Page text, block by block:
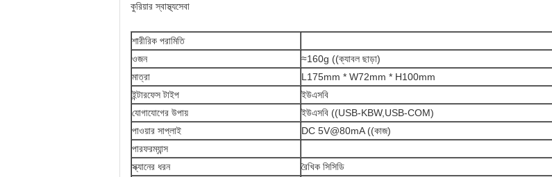
কুরিয়ার স্বাস্থ্যসেবা
শারীরিক পরামিতি
ওজন
≈160g ((ক্যাবল ছাড়া)
মাত্রা
L175mm * W72mm * H100mm
ইন্টারফেস টাইপ
ইউএসবি
যোগাযোগের উপায়
ইউএসবি ((USB-KBW,USB-COM)
পাওয়ার সাপ্লাই
DC 5V@80mA ((কাজ)
পারফরম্যান্স
স্ক্যানের ধরন
রৈখিক সিসিডি